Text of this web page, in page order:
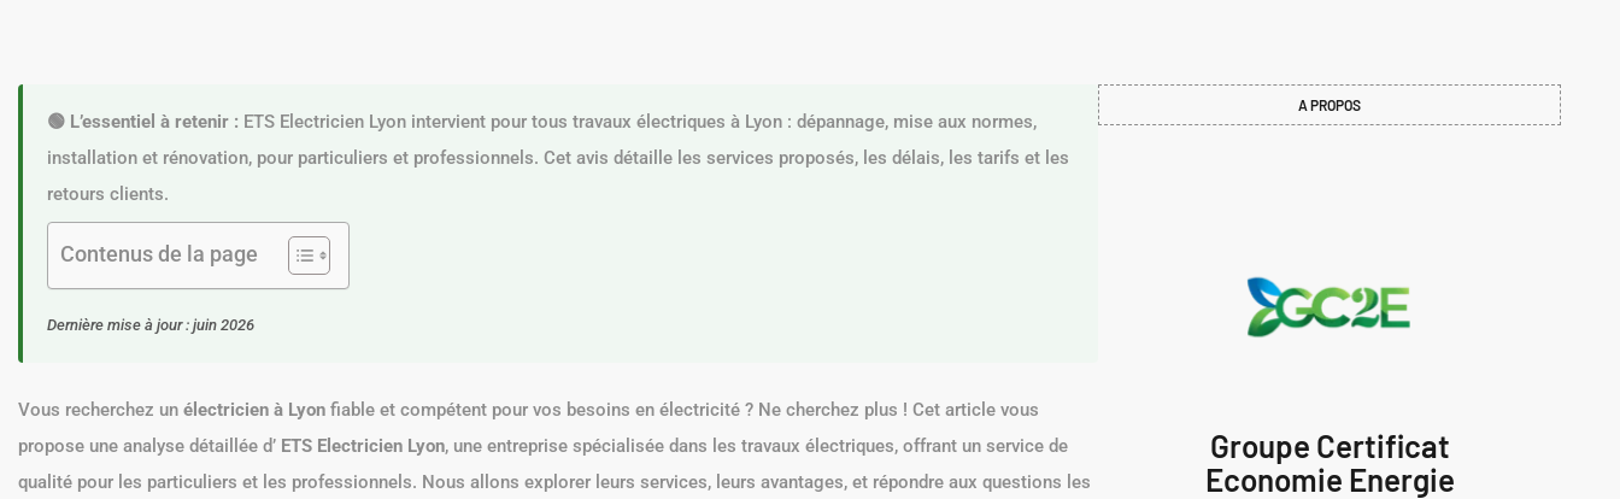
🟢 L’essentiel à retenir : ETS Electricien Lyon intervient pour tous travaux électriques à Lyon : dépannage, mise aux normes,
installation et rénovation, pour particuliers et professionnels. Cet avis détaille les services proposés, les délais, les tarifs et les
retours clients.
Contenus de la page
Dernière mise à jour : juin 2026
Vous recherchez un électricien à Lyon fiable et compétent pour vos besoins en électricité ? Ne cherchez plus ! Cet article vous
propose une analyse détaillée d’ ETS Electricien Lyon, une entreprise spécialisée dans les travaux électriques, offrant un service de
qualité pour les particuliers et les professionnels. Nous allons explorer leurs services, leurs avantages, et répondre aux questions les
A PROPOS
Groupe Certificat
Economie Energie